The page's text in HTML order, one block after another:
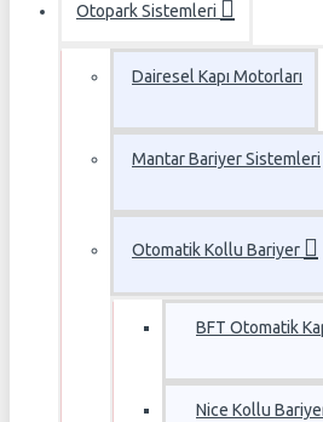
Otopark Sistemleri
Dairesel Kapı Motorları
Mantar Bariyer Sistemleri
Otomatik Kollu Bariyer
BFT Otomatik
Nice Kollu